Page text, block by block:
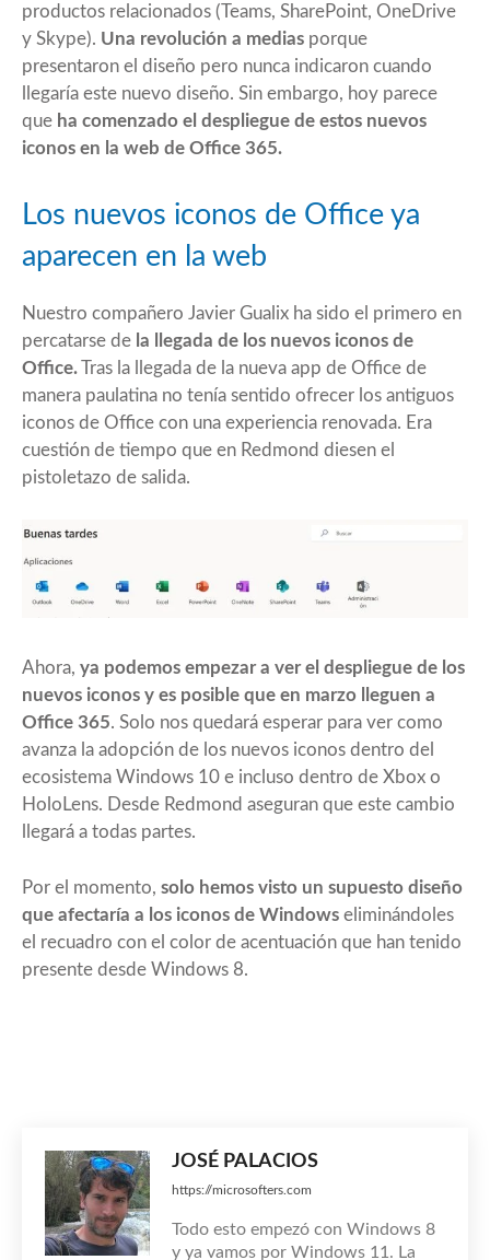
productos relacionados (Teams, SharePoint, OneDrive
y Skype). Una revolución a medias porque
presentaron el diseño pero nunca indicaron cuando
llegaría este nuevo diseño. Sin embargo, hoy parece
que ha comenzado el despliegue de estos nuevos
iconos en la web de Office 365.
Los nuevos iconos de Office ya
aparecen en la web
Nuestro compañero Javier Gualix ha sido el primero en
percatarse de la llegada de los nuevos iconos de
Office.Tras la llegada de la nueva app de Office de
manera paulatina no tenía sentido ofrecer los antiguos
iconos de Office con una experiencia renovada. Era
cuestión de tiempo que en Redmond diesen el
pistoletazo de salida.
Ahora, ya podemos empezar a ver el despliegue de los
nuevos iconos y es posible que en marzo lleguen a
Office 365. Solo nos quedará esperar para ver como
avanza la adopción de los nuevos iconos dentro del
ecosistema Windows 10 e incluso dentro de Xbox o
HoloLens. Desde Redmond aseguran que este cambio
llegará a todas partes.
Por el momento, solo hemos visto un supuesto diseño
que afectaría a los iconos de Windows eliminándoles
el recuadro con el color de acentuación que han tenido
presente desde Windows 8.
JOSÉ PALACIOS
https://microsofters.com
Todo esto empezó con Windows 8
y ya vamos por Windows 11. La